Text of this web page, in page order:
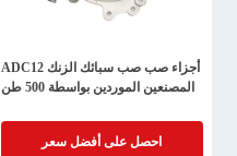
أجزاء صب صب سبائك الزنك ADC12
المصنعين الموردين بواسطة 500 طن
احصل على أفضل سعر